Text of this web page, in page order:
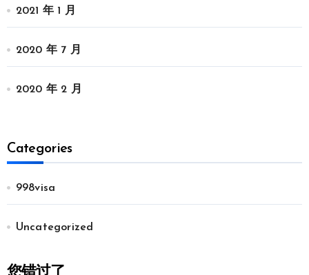
2021 年 1 月
2020 年 7 月
2020 年 2 月
Categories
998visa
Uncategorized